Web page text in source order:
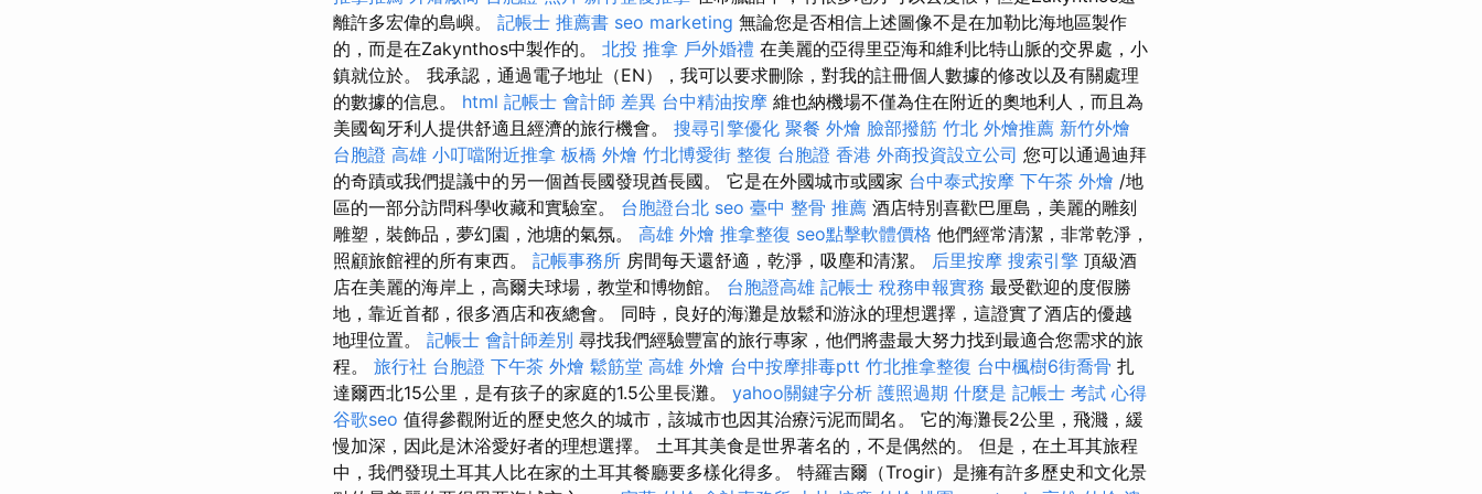
離許多宏偉的島嶼。 記帳士 推薦書 seo marketing 無論您是否相信上述圖像不是在加勒比海地區製作
的，而是在Zakynthos中製作的。 北投 推拿 戶外婚禮 在美麗的亞得里亞海和維利比特山脈的交界處，小
鎮就位於。 我承認，通過電子地址（EN），我可以要求刪除，對我的註冊個人數據的修改以及有關處理
的數據的信息。 html 記帳士 會計師 差異 台中精油按摩 維也納機場不僅為住在附近的奧地利人，而且為
美國匈牙利人提供舒適且經濟的旅行機會。 搜尋引擎優化 聚餐 外燴 臉部撥筋 竹北 外燴推薦 新竹外燴
台胞證 高雄 小叮噹附近推拿 板橋 外燴 竹北博愛街 整復 台胞證 香港 外商投資設立公司 您可以通過迪拜
的奇蹟或我們提議中的另一個酋長國發現酋長國。 它是在外國城市或國家 台中泰式按摩 下午茶 外燴 /地
區的一部分訪問科學收藏和實驗室。 台胞證台北 seo 臺中 整骨 推薦 酒店特別喜歡巴厘島，美麗的雕刻
雕塑，裝飾品，夢幻園，池塘的氣氛。 高雄 外燴 推拿整復 seo點擊軟體價格 他們經常清潔，非常乾淨，
照顧旅館裡的所有東西。 記帳事務所 房間每天還舒適，乾淨，吸塵和清潔。 后里按摩 搜索引擎 頂級酒
店在美麗的海岸上，高爾夫球場，教堂和博物館。 台胞證高雄 記帳士 稅務申報實務 最受歡迎的度假勝
地，靠近首都，很多酒店和夜總會。 同時，良好的海灘是放鬆和游泳的理想選擇，這證實了酒店的優越
地理位置。 記帳士 會計師差別 尋找我們經驗豐富的旅行專家，他們將盡最大努力找到最適合您需求的旅
程。 旅行社 台胞證 下午茶 外燴 鬆筋堂 高雄 外燴 台中按摩排毒ptt 竹北推拿整復 台中楓樹6街喬骨 扎
達爾西北15公里，是有孩子的家庭的1.5公里長灘。 yahoo關鍵字分析 護照過期 什麼是 記帳士 考試 心得
谷歌seo 值得參觀附近的歷史悠久的城市，該城市也因其治療污泥而聞名。 它的海灘長2公里，飛濺，緩
慢加深，因此是沐浴愛好者的理想選擇。 土耳其美食是世界著名的，不是偶然的。 但是，在土耳其旅程
中，我們發現土耳其人比在家的土耳其餐廳要多樣化得多。 特羅吉爾（Trogir）是擁有許多歷史和文化景